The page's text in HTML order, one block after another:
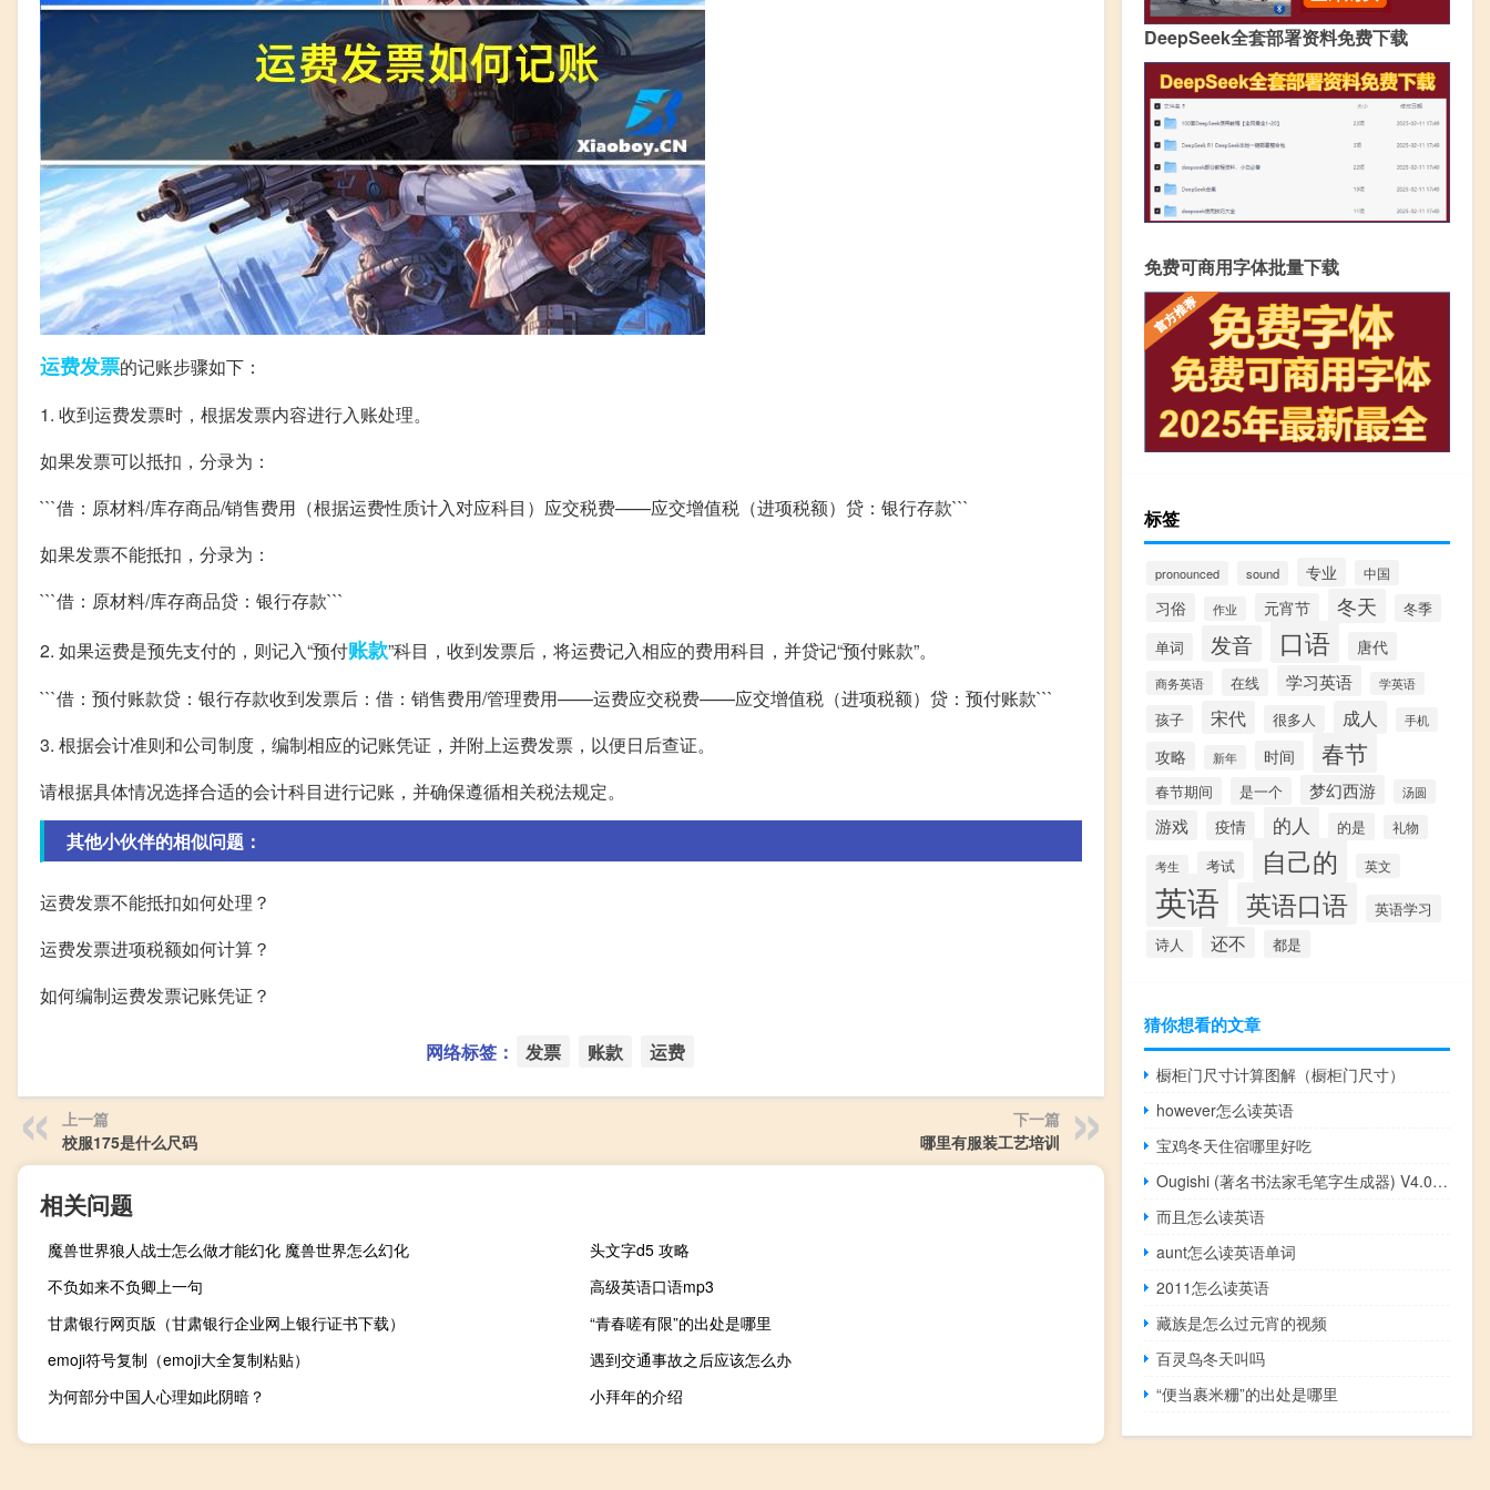
运费发票的记账步骤如下：
1. 收到运费发票时，根据发票内容进行入账处理。
如果发票可以抵扣，分录为：
```借：原材料/库存商品/销售费用（根据运费性质计入对应科目）应交税费——应交增值税（进项税额）贷：银行存款```
如果发票不能抵扣，分录为：
```借：原材料/库存商品贷：银行存款```
2. 如果运费是预先支付的，则记入“预付账款”科目，收到发票后，将运费记入相应的费用科目，并贷记“预付账款”。
```借：预付账款贷：银行存款收到发票后：借：销售费用/管理费用——运费应交税费——应交增值税（进项税额）贷：预付账款```
3. 根据会计准则和公司制度，编制相应的记账凭证，并附上运费发票，以便日后查证。
请根据具体情况选择合适的会计科目进行记账，并确保遵循相关税法规定。
其他小伙伴的相似问题：
运费发票不能抵扣如何处理？
运费发票进项税额如何计算？
如何编制运费发票记账凭证？
网络标签： 发票 账款 运费
上一篇
校服175是什么尺码
下一篇
哪里有服装工艺培训
相关问题
魔兽世界狼人战士怎么做才能幻化 魔兽世界怎么幻化
头文字d5 攻略
不负如来不负卿上一句
高级英语口语mp3
甘肃银行网页版（甘肃银行企业网上银行证书下载）
“青春嗟有限”的出处是哪里
emoji符号复制（emoji大全复制粘贴）
遇到交通事故之后应该怎么办
为何部分中国人心理如此阴暗？
小拜年的介绍
DeepSeek全套部署资料免费下载
免费可商用字体批量下载
标签
pronounced sound 专业 中国
习俗 作业 元宵节 冬天
冬季
单词
发音 口语 唐代
商务英语 在线 学习英语 学英语
孩子 宋代 很多人 成人 手机
攻略 新年 时间 春节
春节期间 是一个 梦幻西游 汤圆
游戏 疫情 的人 的是 礼物
考生 考试 自己的 英文
英语 英语口语
英语学习
诗人
还不 都是
猜你想看的文章
橱柜门尺寸计算图解（橱柜门尺寸）
however怎么读英语
宝鸡冬天住宿哪里好吃
Ougishi (著名书法家毛笔字生成器) V4.00 Lite beta 30 绿色版（Ougishi (著名书法家毛笔字生成器) V4.00 Lite beta 30 绿色版功能简介）
而且怎么读英语
aunt怎么读英语单词
2011怎么读英语
藏族是怎么过元宵的视频
百灵鸟冬天叫吗
“便当裹米粣”的出处是哪里